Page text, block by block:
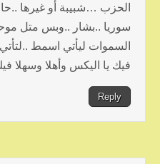
الحزب …شبيبة أو غيرها
سوريا ..بشار ..وبس متل
السموات ليأتي اسمط
فيك يا اليكس وأهلا وسهلا
Reply